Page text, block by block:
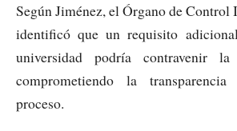
Según Jiménez, el Órgano de
identificó que un requisito
universidad podría contravenir
comprometiendo la
proceso.